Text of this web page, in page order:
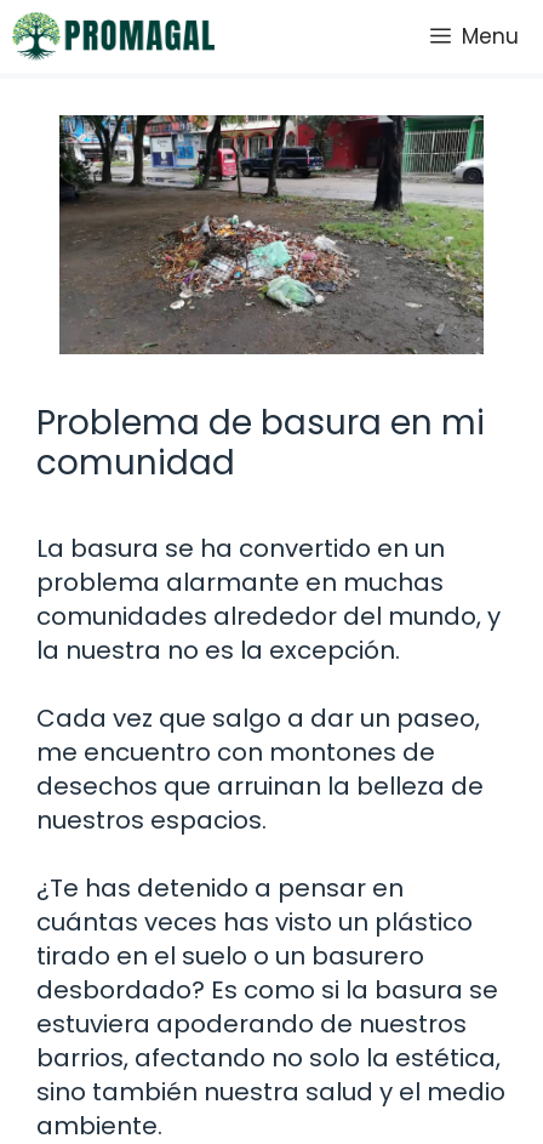
Saltar
al
Menu
Problema de basura en mi
comunidad
La basura se ha convertido en un
problema alarmante en muchas
comunidades alrededor del mundo, y
la nuestra no es la excepción.
Cada vez que salgo a dar un paseo,
me encuentro con montones de
desechos que arruinan la belleza de
nuestros espacios.
¿Te has detenido a pensar en
cuántas veces has visto un plástico
tirado en el suelo o un basurero
desbordado? Es como si la basura se
estuviera apoderando de nuestros
barrios, afectando no solo la estética,
sino también nuestra salud y el medio
ambiente.